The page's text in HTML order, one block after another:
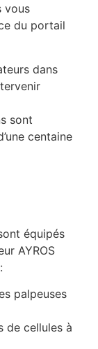
vous
du portail
dans
sont
centaine
équipés
AYROS
palpeuses
de cellules à